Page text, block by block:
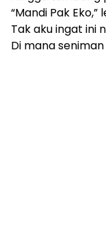
“Mandi Pak
Tak aku ingat ini
Di mana